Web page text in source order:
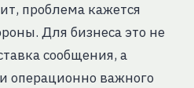
проблема кажется
Для бизнеса это не
сообщения, а
операционно важного